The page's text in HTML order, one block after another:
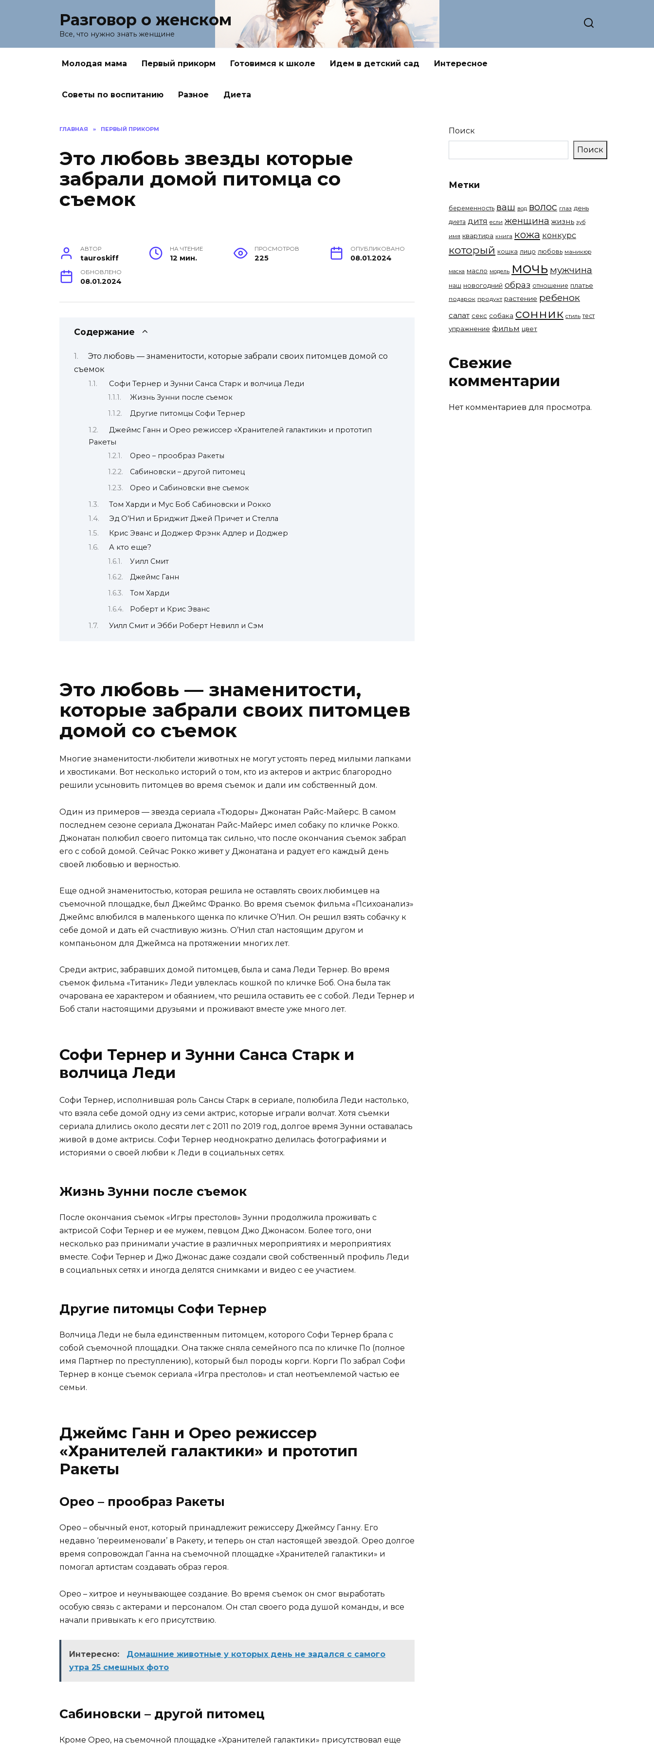
Разговор о женском
Все, что нужно знать женщине
Молодая мама Первый прикорм Готовимся к школе Идем в детский сад Интересное
Советы по воспитанию Разное Диета
ГЛАВНАЯ » ПЕРВЫЙ ПРИКОРМ
Это любовь звезды которые
забрали домой питомца со
съемок
АВТОР
tauroskiff
НА ЧТЕНИЕ
12 мин.
ПРОСМОТРОВ
225
ОПУБЛИКОВАНО
08.01.2024
ОБНОВЛЕНО
08.01.2024
Содержание
Это любовь — знаменитости, которые забрали своих питомцев домой со
съемок
Софи Тернер и Зунни Санса Старк и волчица Леди
Жизнь Зунни после съемок
Другие питомцы Софи Тернер
Джеймс Ганн и Орео режиссер «Хранителей галактики» и прототип
Ракеты
Орео – прообраз Ракеты
Сабиновски – другой питомец
Орео и Сабиновски вне съемок
Том Харди и Мус Боб Сабиновски и Рокко
Эд О’Нил и Бриджит Джей Причет и Стелла
Крис Эванс и Доджер Фрэнк Адлер и Доджер
А кто еще?
Уилл Смит
Джеймс Ганн
Том Харди
Роберт и Крис Эванс
Уилл Смит и Эбби Роберт Невилл и Сэм
Это любовь — знаменитости,
которые забрали своих питомцев
домой со съемок
Многие знаменитости-любители животных не могут устоять перед милыми лапками
и хвостиками. Вот несколько историй о том, кто из актеров и актрис благородно
решили усыновить питомцев во время съемок и дали им собственный дом.
Один из примеров — звезда сериала «Тюдоры» Джонатан Райс-Майерс. В самом
последнем сезоне сериала Джонатан Райс-Майерс имел собаку по кличке Рокко.
Джонатан полюбил своего питомца так сильно, что после окончания съемок забрал
его с собой домой. Сейчас Рокко живет у Джонатана и радует его каждый день
своей любовью и верностью.
Еще одной знаменитостью, которая решила не оставлять своих любимцев на
съемочной площадке, был Джеймс Франко. Во время съемок фильма «Психоанализ»
Джеймс влюбился в маленького щенка по кличке О’Нил. Он решил взять собачку к
себе домой и дать ей счастливую жизнь. О’Нил стал настоящим другом и
компаньоном для Джеймса на протяжении многих лет.
Среди актрис, забравших домой питомцев, была и сама Леди Тернер. Во время
съемок фильма «Титаник» Леди увлеклась кошкой по кличке Боб. Она была так
очарована ее характером и обаянием, что решила оставить ее с собой. Леди Тернер и
Боб стали настоящими друзьями и проживают вместе уже много лет.
Софи Тернер и Зунни Санса Старк и
волчица Леди
Софи Тернер, исполнившая роль Сансы Старк в сериале, полюбила Леди настолько,
что взяла себе домой одну из семи актрис, которые играли волчат. Хотя съемки
сериала длились около десяти лет с 2011 по 2019 год, долгое время Зунни оставалась
живой в доме актрисы. Софи Тернер неоднократно делилась фотографиями и
историями о своей любви к Леди в социальных сетях.
Жизнь Зунни после съемок
После окончания съемок «Игры престолов» Зунни продолжила проживать с
актрисой Софи Тернер и ее мужем, певцом Джо Джонасом. Более того, они
несколько раз принимали участие в различных мероприятиях и мероприятиях
вместе. Софи Тернер и Джо Джонас даже создали свой собственный профиль Леди
в социальных сетях и иногда делятся снимками и видео с ее участием.
Другие питомцы Софи Тернер
Волчица Леди не была единственным питомцем, которого Софи Тернер брала с
собой съемочной площадки. Она также сняла семейного пса по кличке По (полное
имя Партнер по преступлению), который был породы корги. Корги По забрал Софи
Тернер в конце съемок сериала «Игра престолов» и стал неотъемлемой частью ее
семьи.
Джеймс Ганн и Орео режиссер
«Хранителей галактики» и прототип
Ракеты
Орео – прообраз Ракеты
Орео – обычный енот, который принадлежит режиссеру Джеймсу Ганну. Его
недавно ‘переименовали’ в Ракету, и теперь он стал настоящей звездой. Орео долгое
время сопровождал Ганна на съемочной площадке «Хранителей галактики» и
помогал артистам создавать образ героя.
Орео – хитрое и неунывающее создание. Во время съемок он смог выработать
особую связь с актерами и персоналом. Он стал своего рода душой команды, и все
начали привыкать к его присутствию.
Интересно:
Домашние животные у которых день не задался с самого
утра 25 смешных фото
Сабиновски – другой питомец
Кроме Орео, на съемочной площадке «Хранителей галактики» присутствовал еще
Поиск
Поиск
Метки
беременность ваш вод волос глаз день
диета дитя если женщина жизнь зуб
имя квартира книга кожа конкурс
который кошка лицо любовь маникюр
маска масло модель мочь мужчина
наш новогодний образ отношение платье
подарок продукт растение ребенок
салат секс собака сонник стиль тест
упражнение фильм цвет
Свежие
комментарии
Нет комментариев для просмотра.